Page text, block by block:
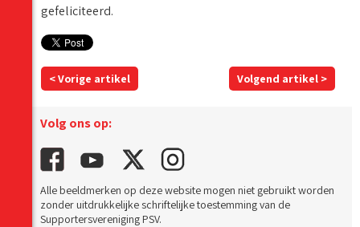
gefeliciteerd.
< Vorige artikel Volgend artikel >
Volg ons op:
Alle beeldmerken op deze website mogen niet gebruikt worden
zonder uitdrukkelijke schriftelijke toestemming van de
Supportersvereniging PSV.